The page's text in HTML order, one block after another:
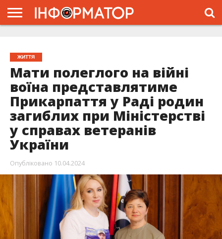
ЖИТТЯ
Мати полеглого на війні
воїна представлятиме
Прикарпаття у Раді родин
загиблих при Міністерстві
у справах ветеранів
України
Опубліковано 10.04.2024